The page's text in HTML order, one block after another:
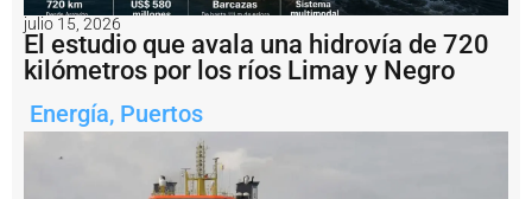
d
e
b
q
u
julio 15, 2026
El estudio que avala una hidrovía de 720
kilómetros por los ríos Limay y Negro
Energía, Puertos